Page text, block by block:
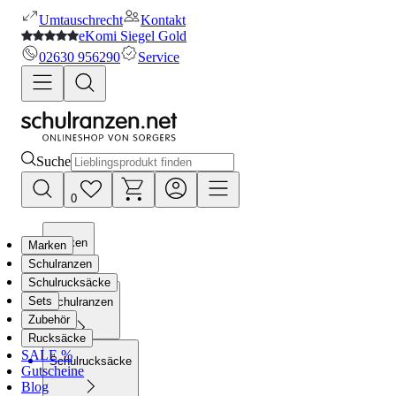
Umtauschrecht
Kontakt
eKomi Siegel Gold
02630 956290
Service
Suche
0
Marken
Schulranzen
Schulrucksäcke
Marken
Schulranzen
Schulrucksäcke
Sets
Zubehör
Rucksäcke
SALE %
Gutscheine
Blog